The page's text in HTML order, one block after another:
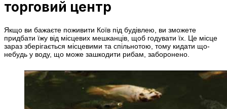
торговий центр
Якщо ви бажаєте поживити Коїв під будівлею, ви зможете
придбати їжу від місцевих мешканців, щоб годувати їх. Це місце
зараз зберігається місцевими та спільнотою, тому кидати що-
небудь у воду, що може зашкодити рибам, заборонено.